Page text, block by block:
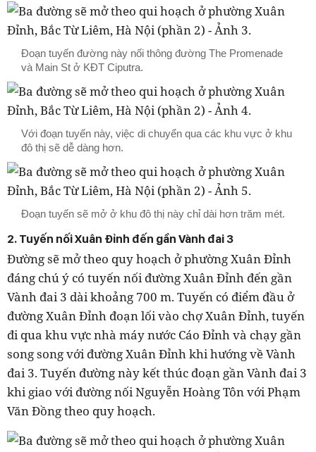
Đoạn tuyến đường này nối thông đường The Promenade
và Main St ở KĐT Ciputra.
Với đoạn tuyến này, việc di chuyển qua các khu vực ở khu
đô thị sẽ dễ dàng hơn.
Đoạn tuyến sẽ mở ở khu đô thị này chỉ dài hơn trăm mét.
2. Tuyến nối Xuân Đỉnh đến gần Vành đai 3
Đường sẽ mở theo quy hoạch ở phường Xuân Đỉnh
đáng chú ý có tuyến nối đường Xuân Đỉnh đến gần
Vành đai 3 dài khoảng 700 m. Tuyến có điểm đầu ở
đường Xuân Đỉnh đoạn lối vào chợ Xuân Đỉnh, tuyến
đi qua khu vực nhà máy nước Cáo Đỉnh và chạy gần
song song với đường Xuân Đỉnh khi hướng về Vành
đai 3. Tuyến đường này kết thúc đoạn gần Vành đai 3
khi giao với đường nối Nguyễn Hoàng Tôn với Phạm
Văn Đồng theo quy hoạch.